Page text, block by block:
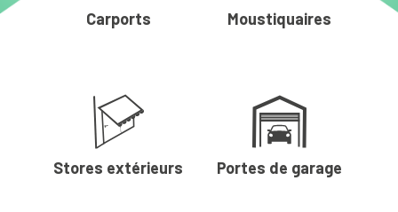
Carports Moustiquaires
Stores extérieurs Portes de garage